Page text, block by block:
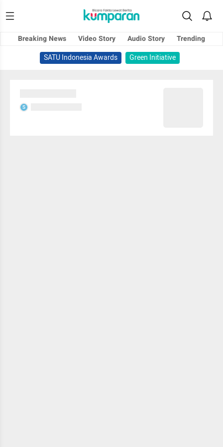
Breaking News Video Story Audio Story
Trending
SATU Indonesia Awards
Green Initiative
S